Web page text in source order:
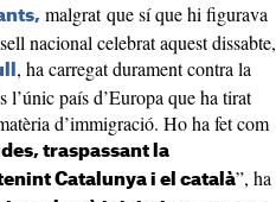
malgrat que sí que hi figurava
nacional celebrat aquest dissabte,
, ha carregat durament contra la
l’únic país d’Europa que ha tirat
d’immigració. Ho ha fet com
traspassant la
Catalunya i el català”, ha